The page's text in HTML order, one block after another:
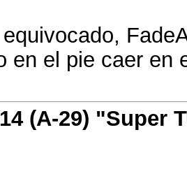
en el pie caer en
(A-29) "Super